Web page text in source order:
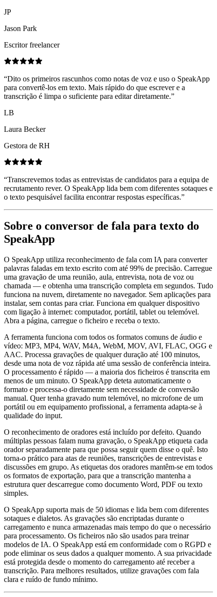
JP
Jason Park
Escritor freelancer
“Dito os primeiros rascunhos como notas de voz e uso o SpeakApp
para convertê-los em texto. Mais rápido do que escrever e a
transcrição é limpa o suficiente para editar diretamente.”
LB
Laura Becker
Gestora de RH
“Transcrevemos todas as entrevistas de candidatos para a equipa de
recrutamento rever. O SpeakApp lida bem com diferentes sotaques e
o texto pesquisável facilita encontrar respostas específicas.”
Sobre o conversor de fala para texto do
SpeakApp
O SpeakApp utiliza reconhecimento de fala com IA para converter
palavras faladas em texto escrito com até 99% de precisão. Carregue
uma gravação de uma reunião, aula, entrevista, nota de voz ou
chamada — e obtenha uma transcrição completa em segundos. Tudo
funciona na nuvem, diretamente no navegador. Sem aplicações para
instalar, sem contas para criar. Funciona em qualquer dispositivo
com ligação à internet: computador, portátil, tablet ou telemóvel.
Abra a página, carregue o ficheiro e receba o texto.
A ferramenta funciona com todos os formatos comuns de áudio e
vídeo: MP3, MP4, WAV, M4A, WebM, MOV, AVI, FLAC, OGG e
AAC. Processa gravações de qualquer duração até 100 minutos,
desde uma nota de voz rápida até uma sessão de conferência inteira.
O processamento é rápido — a maioria dos ficheiros é transcrita em
menos de um minuto. O SpeakApp deteta automaticamente o
formato e processa-o diretamente sem necessidade de conversão
manual. Quer tenha gravado num telemóvel, no microfone de um
portátil ou em equipamento profissional, a ferramenta adapta-se à
qualidade do input.
O reconhecimento de oradores está incluído por defeito. Quando
múltiplas pessoas falam numa gravação, o SpeakApp etiqueta cada
orador separadamente para que possa seguir quem disse o quê. Isto
torna-o prático para atas de reuniões, transcrições de entrevistas e
discussões em grupo. As etiquetas dos oradores mantêm-se em todos
os formatos de exportação, para que a transcrição mantenha a
estrutura quer descarregue como documento Word, PDF ou texto
simples.
O SpeakApp suporta mais de 50 idiomas e lida bem com diferentes
sotaques e dialetos. As gravações são encriptadas durante o
carregamento e nunca armazenadas mais tempo do que o necessário
para processamento. Os ficheiros não são usados para treinar
modelos de IA. O SpeakApp está em conformidade com o RGPD e
pode eliminar os seus dados a qualquer momento. A sua privacidade
está protegida desde o momento do carregamento até receber a
transcrição. Para melhores resultados, utilize gravações com fala
clara e ruído de fundo mínimo.